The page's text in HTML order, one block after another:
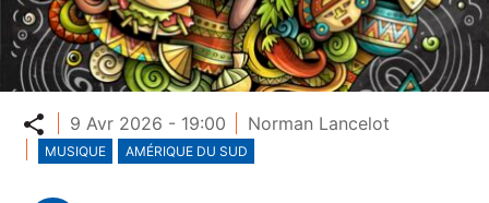
Partager
9 Avr 2026 - 19:00 Norman Lancelot
MUSIQUE AMÉRIQUE DU SUD